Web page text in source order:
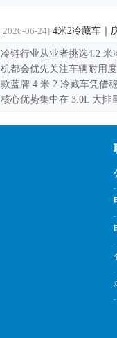
[2026-06-24] 4米2冷藏车｜
冷链行业从业者挑选4.2 米
机都会优先关注车辆耐用
款蓝牌 4 米 2 冷藏车凭借
核心优势集中在 3.0L 大排